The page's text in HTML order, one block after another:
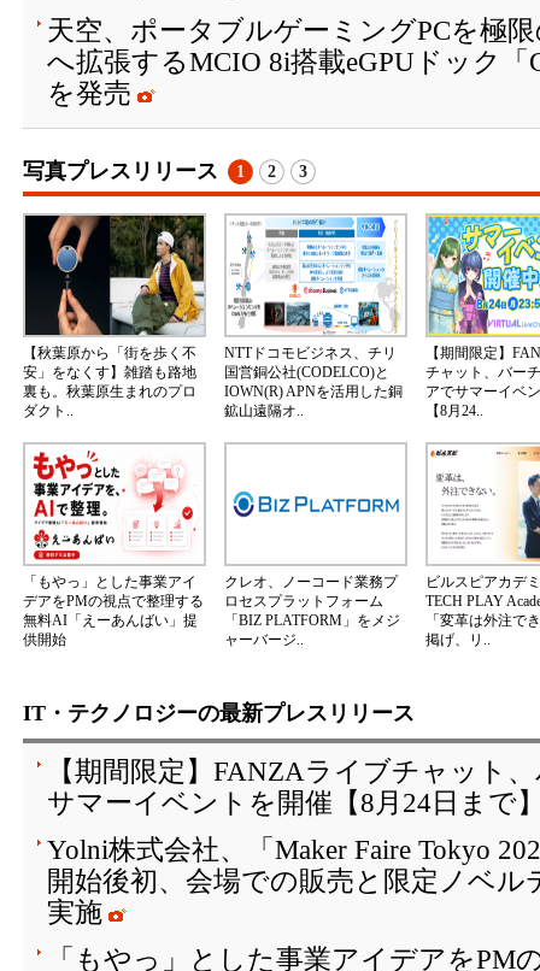
天空、ポータブルゲーミングPCを極
へ拡張するMCIO 8i搭載eGPUドック「
を発売
写真プレスリリース 1 2 3
【秋葉原から「街を歩く不
安」をなくす】雑踏も路地
裏も。秋葉原生まれのプロ
ダクト..
NTTドコモビジネス、チリ
国営銅公社(CODELCO)と
IOWN(R) APNを活用した銅
鉱山遠隔オ..
【期間限定】
チャット、バー
アでサマーイベ
【8月24..
「もやっ」とした事業アイ
デアをPMの視点で整理する
無料AI「えーあんばい」提
供開始
クレオ、ノーコード業務プ
ロセスプラットフォーム
「BIZ PLATFORM」をメジ
ャーバージ..
ビルスピアカデ
TECH PLAY
「変革は外注で
掲げ、リ..
IT・テクノロジーの最新プレスリリース
【期間限定】FANZAライブチャット
サマーイベントを開催【8月24日まで
Yolni株式会社、「Maker Faire Tokyo
開始後初、会場での販売と限定ノベ
実施
「もやっ」とした事業アイデアをPM